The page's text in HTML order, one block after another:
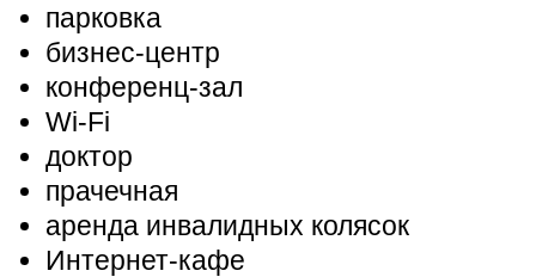
парковка
бизнес-центр
конференц-зал
Wi-Fi
доктор
прачечная
аренда инвалидных колясок
Интернет-кафе